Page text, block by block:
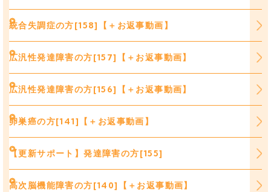
統合失調症の方[158]【＋お返事動画】
広汎性発達障害の方[157]【＋お返事動画】
広汎性発達障害の方[156]【＋お返事動画】
卵巣癌の方[141]【＋お返事動画】
【更新サポート】発達障害の方[155]
高次脳機能障害の方[140]【＋お返事動画】